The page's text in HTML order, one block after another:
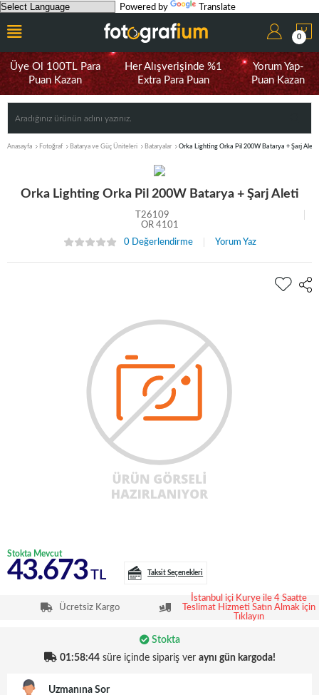
Powered by Translate
0
Üye Ol 100TL Para
Puan Kazan
Her Alışverişinde %1
Extra Para Puan
Yorum Yap-
Puan Kazan
Anasayfa Fotoğraf Batarya ve Güç Üniteleri Bataryalar Orka Lighting Orka Pil 200W Batarya + Şarj Aleti
Orka Lighting Orka Pil 200W Batarya + Şarj Aleti
T26109
OR 4101
0 Değerlendirme
Yorum Yaz
Stokta Mevcut
43.673TL Taksit Seçenekleri
Ücretsiz Kargo
İstanbul içi Kurye ile 4 Saatte
Teslimat Hizmeti Satın Almak için
Tıklayın
Stokta
01:58:44süre içinde sipariş ver aynı gün kargoda!
Uzmanına Sor